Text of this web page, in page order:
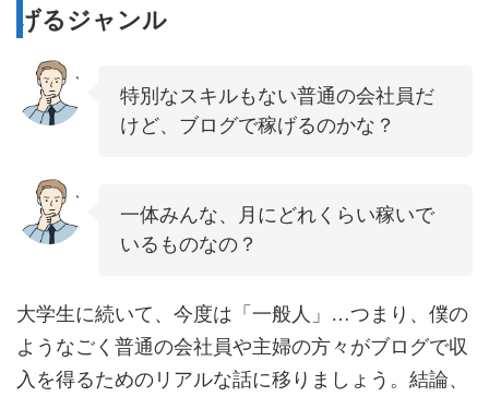
げるジャンル
特別なスキルもない普通の会社員だ
けど、ブログで稼げるのかな？
一体みんな、月にどれくらい稼いで
いるものなの？
大学生に続いて、今度は「一般人」…つまり、僕の
ようなごく普通の会社員や主婦の方々がブログで収
入を得るためのリアルな話に移りましょう。結論、